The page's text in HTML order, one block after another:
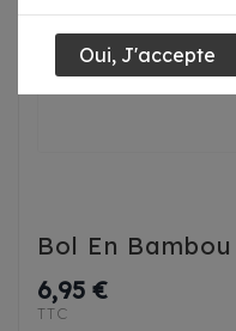
Bol En Bambou
6,95 €
TTC